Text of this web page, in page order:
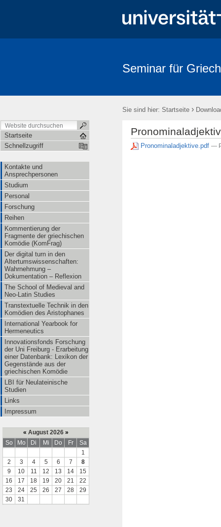
Seminar für
Sie sind hier: Startseite ›
Startseite
Schnellzugriff
Kontakte und
Ansprechpersonen
Studium
Personal
Forschung
Reihen
Kommentierung der
Fragmente der griechischen
Komödie (KomFrag)
Der digital turn in den
Altertumswissenschaften:
Wahrnehmung –
Dokumentation – Reflexion
The School of Medieval and
Neo-Latin Studies
Transtextuelle Technik in den
Komödien des Aristophanes
International Yearbook for
Hermeneutics
Innovationsfonds Forschung
der Uni Freiburg - Erarbeitung
einer Datenbank: Lexikon der
Gegenstände aus der
griechischen Komödie
LBI für Neulateinische
Studien
Links
Impressum
« August 2026 »
So
Mo Di Mi Do Fr
Sa
1
2
3 4 5 6 7
8
9
10 11 12 13 14
15
16
17 18 19 20 21
22
23
24 25 26 27 28
29
30
31
Pronominaladjektive.pdf —